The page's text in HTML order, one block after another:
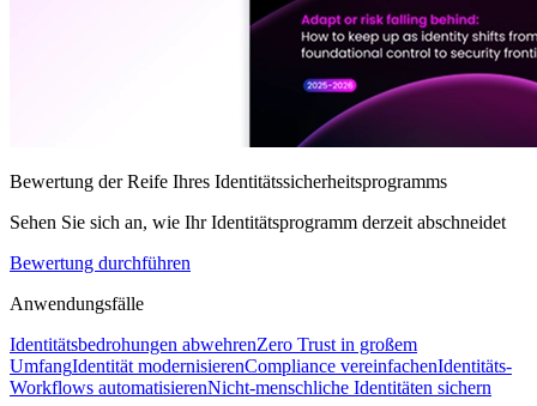
Bewertung der Reife Ihres Identitätssicherheitsprogramms
Sehen Sie sich an, wie Ihr Identitätsprogramm derzeit abschneidet
Bewertung durchführen
Anwendungsfälle
Identitätsbedrohungen abwehrenZero Trust in großem
UmfangIdentität modernisierenCompliance vereinfachenIdentitäts-
Workflows automatisierenNicht-menschliche Identitäten sichern